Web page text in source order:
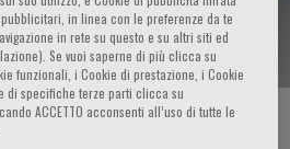
ed acquisite
in linea con le preferenze da te
in rete su questo e su altri siti ed
Se vuoi saperne di più clicca su
funzionali, i Cookie di prestazione, i Cookie
di specifiche terze parti clicca su
ACCETTO acconsenti all’uso di tutte le